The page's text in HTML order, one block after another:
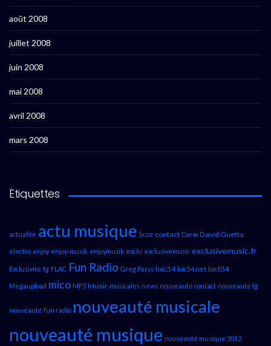
août 2008
juillet 2008
juin 2008
mai 2008
avril 2008
mars 2008
Étiquettes
actualité actu musique buzz contact Dario David Guetta
electro enjoy enjoy-musik enjoymusik exclu exclusivemusic exclusivemusic.fr
Exclusivité fg FLAC Fun Radio Greg Parys loic54 loic54.net loicb54
Megaupload mico MP3 Music musicales news nouveauté contact nouveauté fg
nouveauté fun radio nouveauté musicale
nouveauté musique nouveauté musique 2012